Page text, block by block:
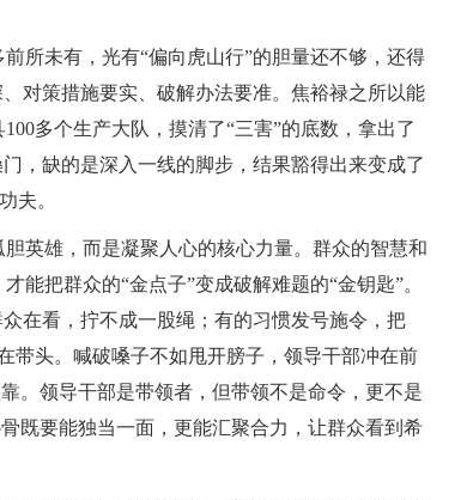
未有，光有“偏向虎山行”的胆量还不够，还得
对策措施要实、破解办法要准。焦裕禄之所以能
多个生产大队，摸清了“三害”的底数，拿出了
，缺的是深入一线的脚步，结果豁得出来变成了
夫。
英雄，而是凝聚人心的核心力量。群众的智慧和
能把群众的“金点子”变成破解难题的“金钥匙”。
在看，拧不成一股绳；有的习惯发号施令，把
带头。喊破嗓子不如甩开膀子，领导干部冲在前
。领导干部是带领者，但带领不是命令，更不是
既要能独当一面，更能汇聚合力，让群众看到希